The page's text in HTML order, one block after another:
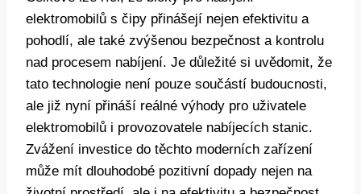
elektromobilů s čipy přinášejí nejen efektivitu a
pohodlí, ale také zvýšenou bezpečnost a kontrolu
nad procesem nabíjení. Je důležité si uvědomit, že
tato technologie není pouze součástí budoucnosti,
ale již nyní přináší reálné výhody pro uživatele
elektromobilů i provozovatele nabíjecích stanic.
Zvážení investice do těchto moderních zařízení
může mít dlouhodobé pozitivní dopady nejen na